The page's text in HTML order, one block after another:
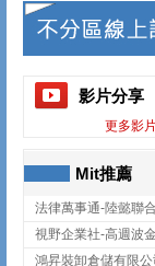
影片分享
更多影
Mit推薦